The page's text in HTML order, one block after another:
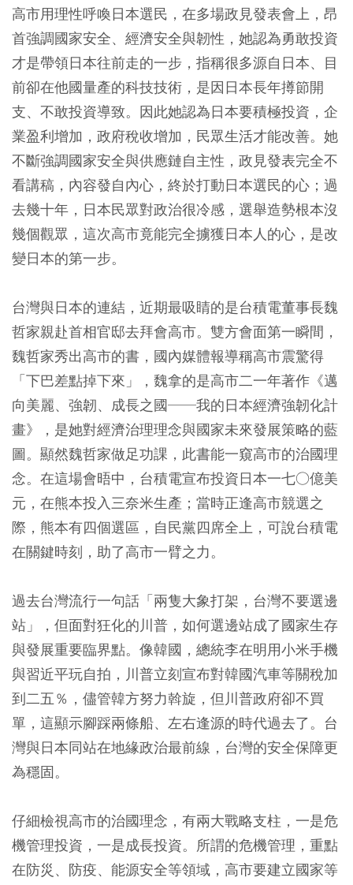
高市用理性呼喚日本選民，在多場政見發表會上，昂
首強調國家安全、經濟安全與韌性，她認為勇敢投資
才是帶領日本往前走的一步，指稱很多源自日本、目
前卻在他國量產的科技技術，是因日本長年撙節開
支、不敢投資導致。因此她認為日本要積極投資，企
業盈利增加，政府稅收增加，民眾生活才能改善。她
不斷強調國家安全與供應鏈自主性，政見發表完全不
看講稿，內容發自內心，終於打動日本選民的心；過
去幾十年，日本民眾對政治很冷感，選舉造勢根本沒
幾個觀眾，這次高市竟能完全擄獲日本人的心，是改
變日本的第一步。
台灣與日本的連結，近期最吸睛的是台積電董事長魏
哲家親赴首相官邸去拜會高市。雙方會面第一瞬間，
魏哲家秀出高市的書，國內媒體報導稱高市震驚得
「下巴差點掉下來」，魏拿的是高市二一年著作《邁
向美麗、強韌、成長之國──我的日本經濟強韌化計
畫》，是她對經濟治理理念與國家未來發展策略的藍
圖。顯然魏哲家做足功課，此書能一窺高市的治國理
念。在這場會晤中，台積電宣布投資日本一七○億美
元，在熊本投入三奈米生產；當時正逢高市競選之
際，熊本有四個選區，自民黨四席全上，可說台積電
在關鍵時刻，助了高市一臂之力。
過去台灣流行一句話「兩隻大象打架，台灣不要選邊
站」，但面對狂化的川普，如何選邊站成了國家生存
與發展重要臨界點。像韓國，總統李在明用小米手機
與習近平玩自拍，川普立刻宣布對韓國汽車等關稅加
到二五％，儘管韓方努力斡旋，但川普政府卻不買
單，這顯示腳踩兩條船、左右逢源的時代過去了。台
灣與日本同站在地緣政治最前線，台灣的安全保障更
為穩固。
仔細檢視高市的治國理念，有兩大戰略支柱，一是危
機管理投資，一是成長投資。所謂的危機管理，重點
在防災、防疫、能源安全等領域，高市要建立國家等